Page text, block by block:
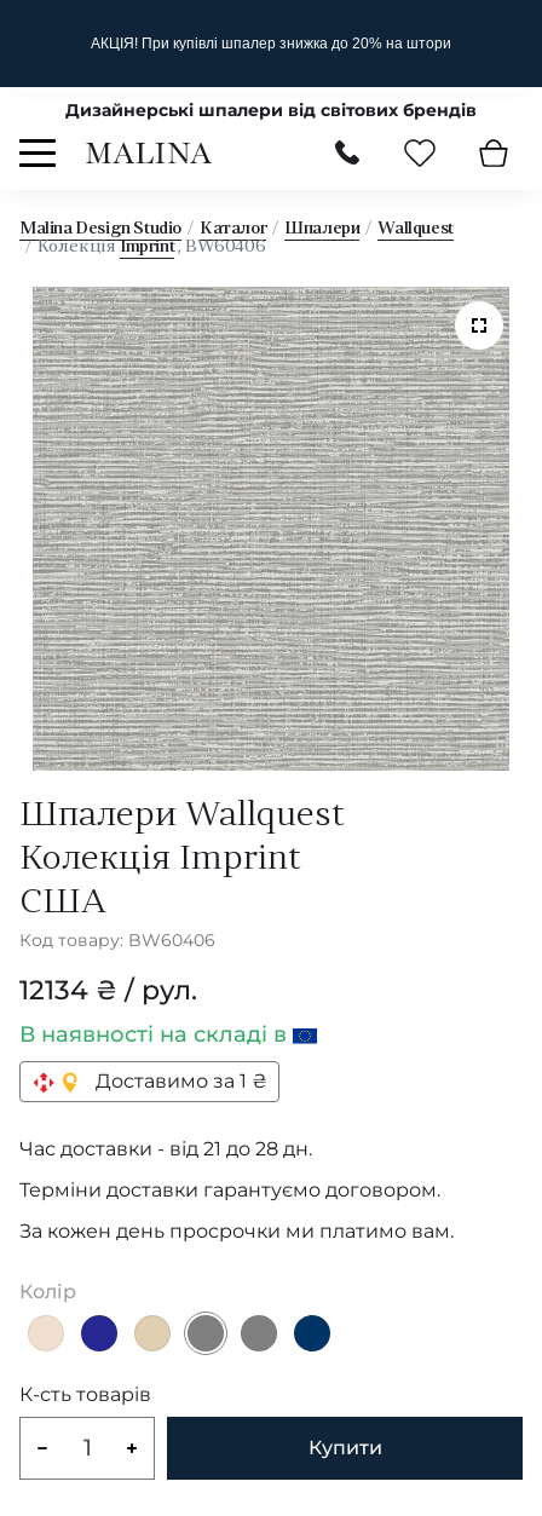
АКЦІЯ! При купівлі шпалер знижка до 20% на штори
Дизайнерські шпалери від світових брендів
Malina Design Studio Каталог Шпалери
Wallquest
Колекція Imprint, BW60406
Шпалери Wallquest
Колекція Imprint
США
Код товару: BW60406
12134 ₴ / рул.
В наявності на складі в
Доставимо за 1 ₴
Час доставки - від 21 до 28 дн.
Терміни доставки гарантуємо договором.
За кожен день просрочки ми платимо вам.
Колір
К-сть товарів
Купити